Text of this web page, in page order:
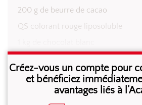
200 g de beurre de cacao
QS colorant rouge liposoluble
Au micro-ondes, faire fondre le
incorporer le colorant. Etaler au
Créez-vous un compte pour
et bénéficiez
avantages liés à